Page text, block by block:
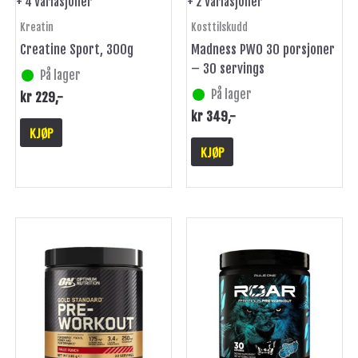
Kreatin
Creatine Sport, 300g
På lager
kr 229,-
KJØP
Kosttilskudd
Madness PWO 30 porsjoner
– 30 servings
På lager
kr 349,-
KJØP
produktsiden
produktet
har
flere
varianter.
Alternativene
kan
produktet
flere
varianter.
Alternativene
kan